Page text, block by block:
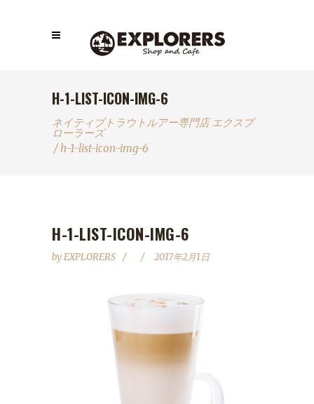
H-1-LIST-ICON-IMG-6
ネイティブトラウトルアー専門店 エクスプ
ローラーズ
/h-1-list-icon-img-6
H-1-LIST-ICON-IMG-6
byEXPLORERS 2017年2月1日